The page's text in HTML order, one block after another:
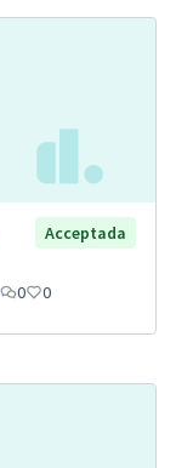
Acceptada
0 0